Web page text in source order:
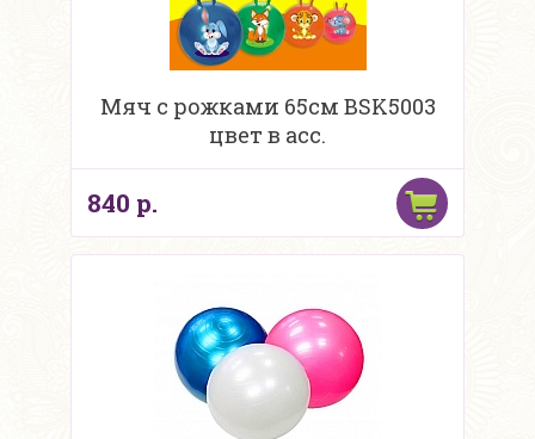
Мяч с рожками 65см BSK5003
цвет в асс.
840 р.